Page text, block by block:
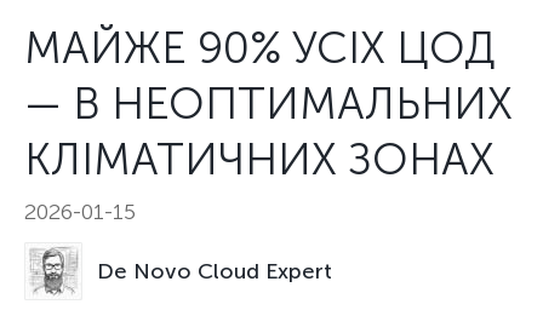
МАЙЖЕ 90% УСІХ ЦОД
— В НЕОПТИМАЛЬНИХ
КЛІМАТИЧНИХ ЗОНАХ
2026-01-15
De Novo Cloud Expert